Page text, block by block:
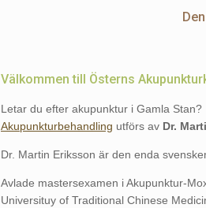
Välkommen till Österns
Letar du efter akupunktur i Gamla Stan?
Akupunkturbehandling utförs av Dr.
Dr. Martin Eriksson är den enda
Avlade mastersexamen i Akupunktur-
Universituy of Traditional Chinese